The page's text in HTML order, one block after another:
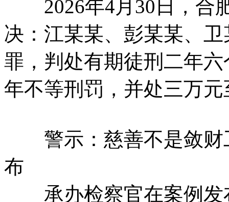
2026年4月30日，合
决：江某某、彭某某、
罪，判处有期徒刑二年
年不等刑罚，并处三万
警示：慈善不是敛财
布
承办检察官在案例发